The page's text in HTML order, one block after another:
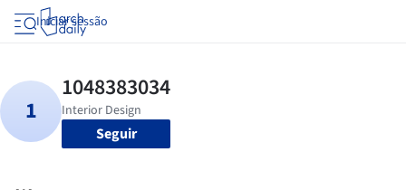
Iniciar sessão
Seguir